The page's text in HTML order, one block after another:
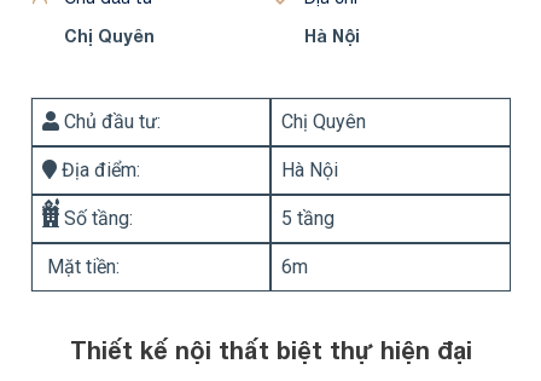
Chị Quyên Hà Nội
Chủ đầu tư: Chị Quyên
Địa điểm: Hà Nội
Số tầng: 5 tầng
Mặt tiền: 6m
Thiết kế nội thất biệt thự hiện đại